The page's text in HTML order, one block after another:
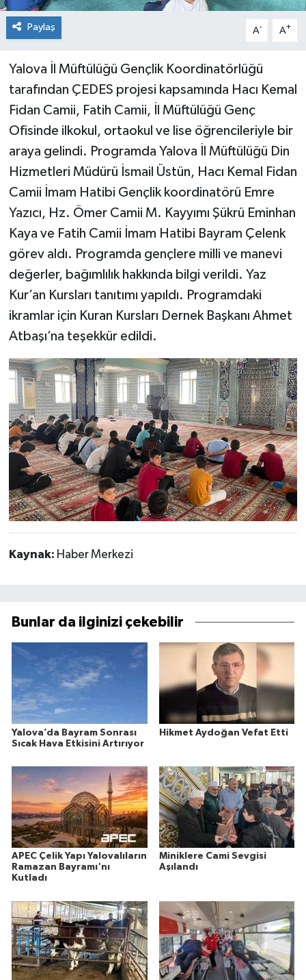
Paylaş A- A+
Yalova İl Müftülüğü Gençlik Koordinatörlüğü
tarafından ÇEDES projesi kapsamında Hacı Kemal
Fidan Camii, Fatih Camii, İl Müftülüğü Genç
Ofisinde ilkokul, ortaokul ve lise öğrencileriyle bir
araya gelindi. Programda Yalova İl Müftülüğü Din
Hizmetleri Müdürü İsmail Üstün, Hacı Kemal Fidan
Camii İmam Hatibi Gençlik koordinatörü Emre
Yazıcı, Hz. Ömer Camii M. Kayyımı Şükrü Eminhan
Kaya ve Fatih Camii İmam Hatibi Bayram Çelenk
görev aldı. Programda gençlere milli ve manevi
değerler, bağımlılık hakkında bilgi verildi. Yaz
Kur’an Kursları tanıtımı yapıldı. Programdaki
ikramlar için Kuran Kursları Dernek Başkanı Ahmet
Atbaşı’na teşekkür edildi.
Kaynak: Haber Merkezi
Bunlar da ilginizi çekebilir
Yalova’da Bayram Sonrası
Sıcak Hava Etkisini Artırıyor
Hikmet Aydoğan Vefat Etti
APEC Çelik Yapı Yalovalıların
Ramazan Bayramı'nı
Kutladı
Miniklere Cami Sevgisi
Aşılandı